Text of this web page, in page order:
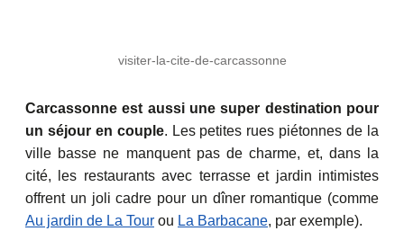
visiter-la-cite-de-carcassonne
Carcassonne est aussi une super destination pour
un séjour en couple. Les petites rues piétonnes de la
ville basse ne manquent pas de charme, et, dans la
cité, les restaurants avec terrasse et jardin intimistes
offrent un joli cadre pour un dîner romantique (comme
Au jardin de La Tour ou La Barbacane, par exemple).